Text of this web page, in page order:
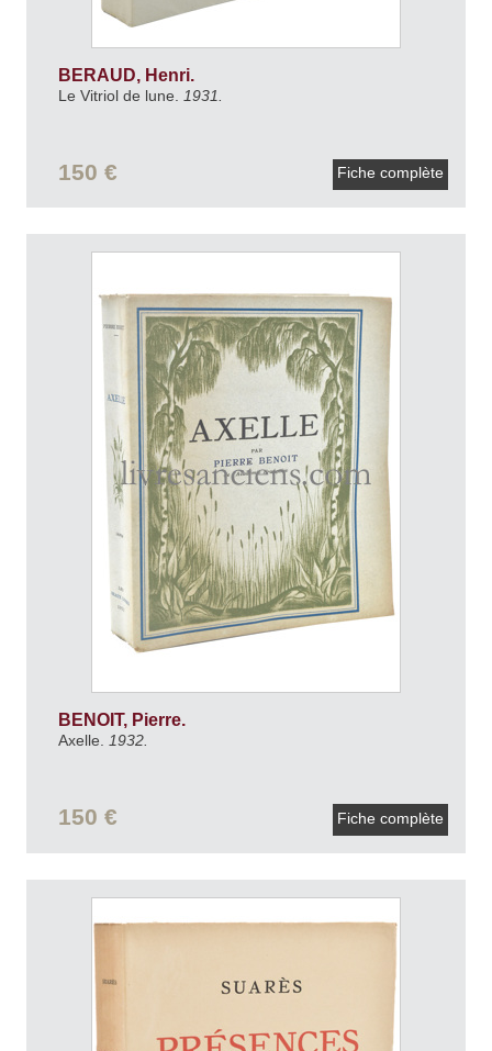
BERAUD, Henri.
Le Vitriol de lune. 1931.
150 € Fiche complète
BENOIT, Pierre.
Axelle. 1932.
150 € Fiche complète